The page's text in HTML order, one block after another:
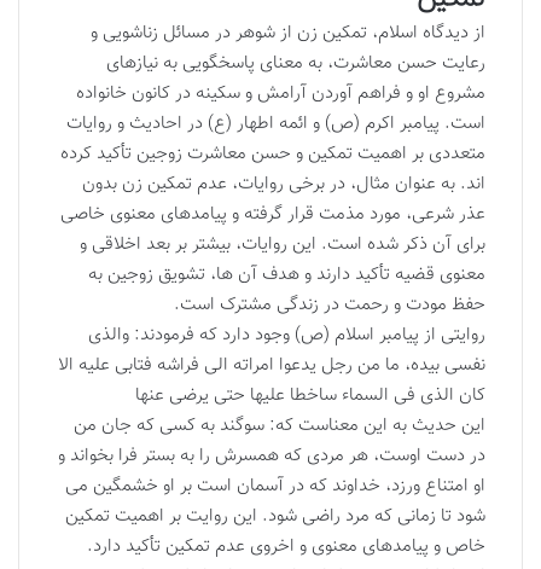
از دیدگاه اسلام، تمکین زن از شوهر در مسائل زناشویی و
رعایت حسن معاشرت، به معنای پاسخگویی به نیازهای
مشروع او و فراهم آوردن آرامش و سکینه در کانون خانواده
است. پیامبر اکرم (ص) و ائمه اطهار (ع) در احادیث و روایات
متعددی بر اهمیت تمکین و حسن معاشرت زوجین تأکید کرده
اند. به عنوان مثال، در برخی روایات، عدم تمکین زن بدون
عذر شرعی، مورد مذمت قرار گرفته و پیامدهای معنوی خاصی
برای آن ذکر شده است. این روایات، بیشتر بر بعد اخلاقی و
معنوی قضیه تأکید دارند و هدف آن ها، تشویق زوجین به
حفظ مودت و رحمت در زندگی مشترک است.
روایتی از پیامبر اسلام (ص) وجود دارد که فرمودند: والذی
نفسی بیده، ما من رجل یدعوا امراته الی فراشه فتابی علیه الا
کان الذی فی السماء ساخطا علیها حتی یرضی عنها
این حدیث به این معناست که: سوگند به کسی که جان من
در دست اوست، هر مردی که همسرش را به بستر فرا بخواند و
او امتناع ورزد، خداوند که در آسمان است بر او خشمگین می
شود تا زمانی که مرد راضی شود. این روایت بر اهمیت تمکین
خاص و پیامدهای معنوی و اخروی عدم تمکین تأکید دارد.